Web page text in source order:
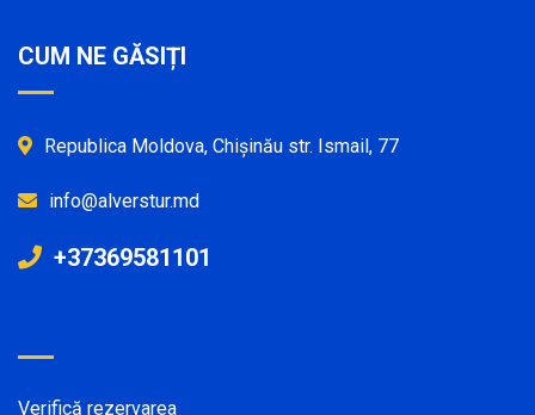
CUM NE GĂSIȚI
Republica Moldova, Chișinău str. Ismail, 77
info@alverstur.md
+37369581101
Verifică rezervarea